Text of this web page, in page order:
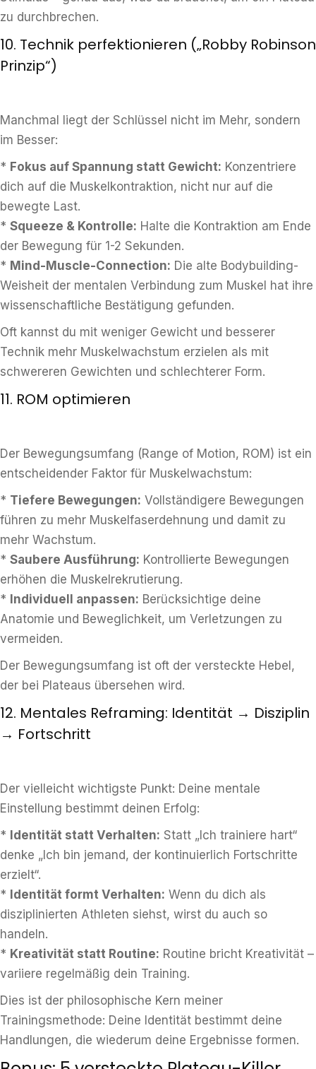
zu durchbrechen.
10. Technik perfektionieren („Robby Robinson
Prinzip“)
Manchmal liegt der Schlüssel nicht im Mehr, sondern
im Besser:
* Fokus auf Spannung statt Gewicht: Konzentriere
dich auf die Muskelkontraktion, nicht nur auf die
bewegte Last.
* Squeeze & Kontrolle: Halte die Kontraktion am Ende
der Bewegung für 1-2 Sekunden.
* Mind-Muscle-Connection: Die alte Bodybuilding-
Weisheit der mentalen Verbindung zum Muskel hat ihre
wissenschaftliche Bestätigung gefunden.
Oft kannst du mit weniger Gewicht und besserer
Technik mehr Muskelwachstum erzielen als mit
schwereren Gewichten und schlechterer Form.
11. ROM optimieren
Der Bewegungsumfang (Range of Motion, ROM) ist ein
entscheidender Faktor für Muskelwachstum:
* Tiefere Bewegungen: Vollständigere Bewegungen
führen zu mehr Muskelfaserdehnung und damit zu
mehr Wachstum.
* Saubere Ausführung: Kontrollierte Bewegungen
erhöhen die Muskelrekrutierung.
* Individuell anpassen: Berücksichtige deine
Anatomie und Beweglichkeit, um Verletzungen zu
vermeiden.
Der Bewegungsumfang ist oft der versteckte Hebel,
der bei Plateaus übersehen wird.
12. Mentales Reframing: Identität → Disziplin
→ Fortschritt
Der vielleicht wichtigste Punkt: Deine mentale
Einstellung bestimmt deinen Erfolg:
* Identität statt Verhalten: Statt „Ich trainiere hart“
denke „Ich bin jemand, der kontinuierlich Fortschritte
erzielt“.
* Identität formt Verhalten: Wenn du dich als
disziplinierten Athleten siehst, wirst du auch so
handeln.
* Kreativität statt Routine: Routine bricht Kreativität –
variiere regelmäßig dein Training.
Dies ist der philosophische Kern meiner
Trainingsmethode: Deine Identität bestimmt deine
Handlungen, die wiederum deine Ergebnisse formen.